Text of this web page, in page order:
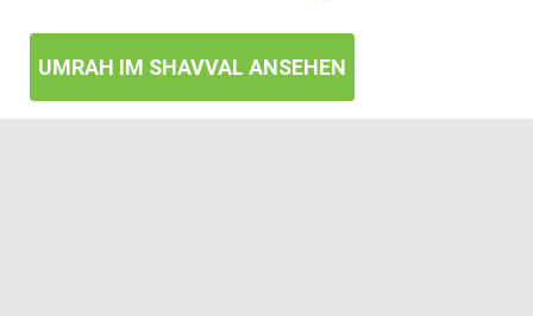
UMRAH IM SHAVVAL ANSEHEN